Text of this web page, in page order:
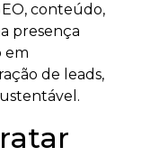
conteúdo,
presença
em
de leads,